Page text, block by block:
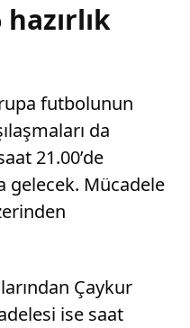
futbolunun
da
21.00’de
gelecek. Mücadele
Çaykur
ise saat